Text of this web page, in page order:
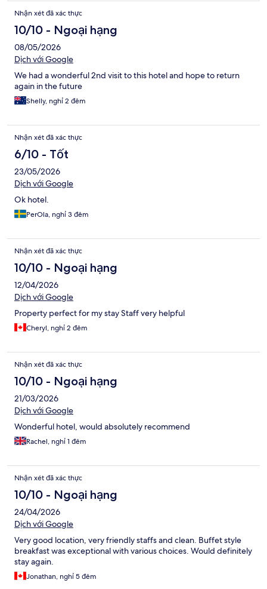
Nhận xét đã xác thực
10/10 - Ngoại hạng
08/05/2026
Dịch với Google
We had a wonderful 2nd visit to this hotel and hope to return
again in the future
Shelly, nghỉ 2 đêm
Nhận xét đã xác thực
6/10 - Tốt
23/05/2026
Dịch với Google
Ok hotel.
PerOla, nghỉ 3 đêm
Nhận xét đã xác thực
10/10 - Ngoại hạng
12/04/2026
Dịch với Google
Property perfect for my stay Staff very helpful
Cheryl, nghỉ 2 đêm
Nhận xét đã xác thực
10/10 - Ngoại hạng
21/03/2026
Dịch với Google
Wonderful hotel, would absolutely recommend
Rachel, nghỉ 1 đêm
Nhận xét đã xác thực
10/10 - Ngoại hạng
24/04/2026
Dịch với Google
Very good location, very friendly staffs and clean. Buffet style
breakfast was exceptional with various choices. Would definitely
stay again.
Jonathan, nghỉ 5 đêm